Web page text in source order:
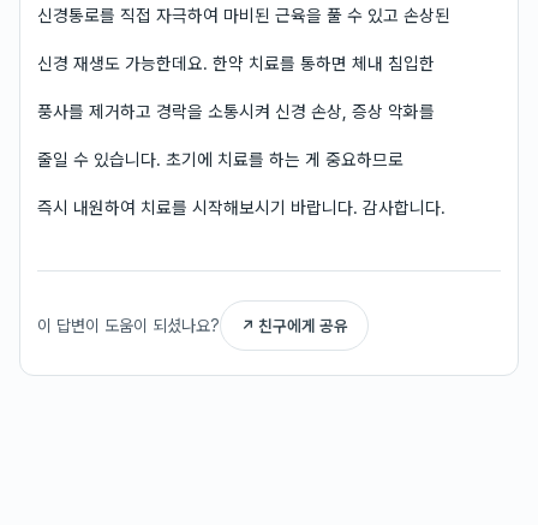
신경통로를 직접 자극하여 마비된 근육을 풀 수 있고 손상된
신경 재생도 가능한데요. 한약 치료를 통하면 체내 침입한
풍사를 제거하고 경락을 소통시켜 신경 손상, 증상 악화를
줄일 수 있습니다. 초기에 치료를 하는 게 중요하므로
즉시 내원하여 치료를 시작해보시기 바랍니다. 감사합니다.
이 답변이 도움이 되셨나요? ↗ 친구에게 공유